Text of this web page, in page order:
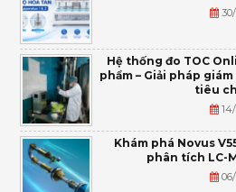
Hệ thống đo TOC
phẩm – Giải pháp
tiêu
Khám phá Novus
phân tích LC-